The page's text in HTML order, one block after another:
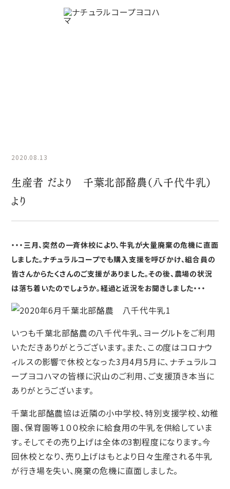
2020.08.13
生産者 だより 千葉北部酪農（八千代牛乳）
より
・・・三月、突然の一斉休校により、牛乳が大量廃棄の危機に直面
しました。ナチュラルコープでも購入支援を呼びかけ、組合員の
皆さんからたくさんのご支援がありました。その後、農場の状況
は落ち着いたのでしょうか。経過と近況をお聞きしました・・・
いつも千葉北部酪農の八千代牛乳、ヨーグルトをご利用
いただきありがとうございます。また、この度はコロナウ
ィルスの影響で休校となった3月4月5月に、ナチュラルコ
ープヨコハマの皆様に沢山のご利用、ご支援頂き本当に
ありがとうございます。
千葉北部酪農協は近隣の小中学校、特別支援学校、幼稚
園、保育園等１００校余に給食用の牛乳を供給していま
す。そしてその売り上げは全体の3割程度になります。今
回休校となり、売り上げはもとより日々生産される牛乳
が行き場を失い、廃棄の危機に直面しました。